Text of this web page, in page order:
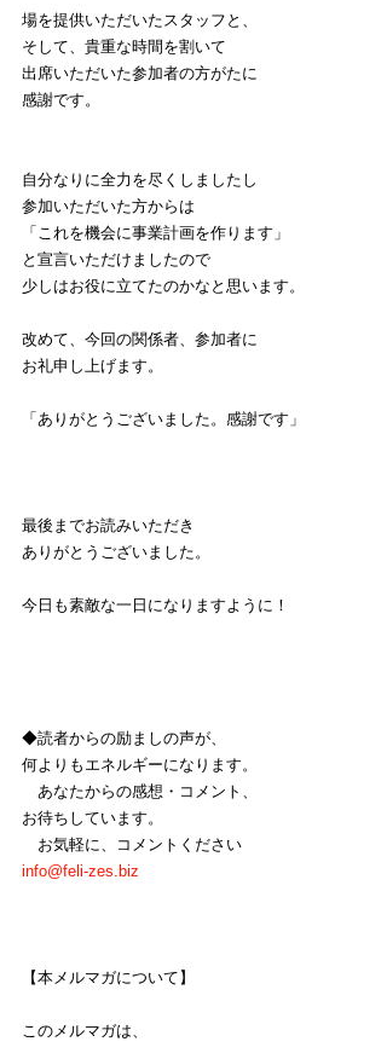
場を提供いただいたスタッフと、
そして、貴重な時間を割いて
出席いただいた参加者の方がたに
感謝です。
自分なりに全力を尽くしましたし
参加いただいた方からは
「これを機会に事業計画を作ります」
と宣言いただけましたので
少しはお役に立てたのかなと思います。
改めて、今回の関係者、参加者に
お礼申し上げます。
「ありがとうございました。感謝です」
最後までお読みいただき
ありがとうございました。
今日も素敵な一日になりますように！
◆読者からの励ましの声が、
何よりもエネルギーになります。
あなたからの感想・コメント、
お待ちしています。
お気軽に、コメントください
info@feli-zes.biz
【本メルマガについて】
このメルマガは、